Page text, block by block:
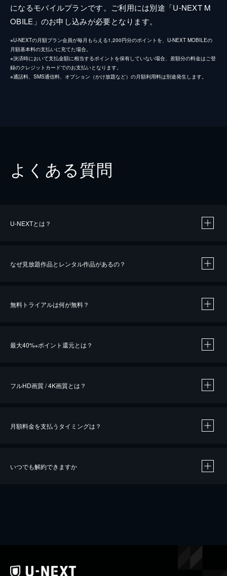
になるモバイルプランです。ご利用には別途「U-NEXT M
OBILE」のお申し込みが必要となります。
※U-NEXTの月額プラン会員が毎月もらえる1,200円分のポイントを、U-NEXT MOBILEの
月額基本料の支払いに充てた場合。
※決済時において支払金額に相当するポイントを保有していない場合、差額分の料金はご登
録のクレジットカードでのお支払いとなります。
※通話料、SMS通信料、オプション（かけ放題など）の月額利用料は別途発生します。
よくある質問
U-NEXTとは？
なぜ見放題作品とレンタル作品があるの？
無料トライアルは何が無料？
最大40%※ポイント還元とは？
※40％ポイント還元の対象は、クレジットカード決済による作品の購入 / レンタルです。
フルHD画質 / 4K画質とは？
月額料金を支払うタイミングは？
いつでも解約できますか